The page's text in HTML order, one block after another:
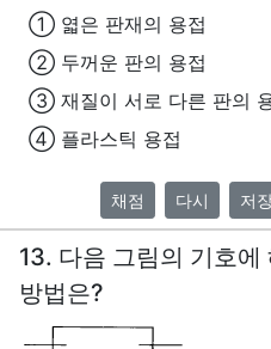
① 엷은 판재의 용접
② 두꺼운 판의 용접
③ 재질이 서로 다른 판의
④ 플라스틱 용접
채점 다시 저
13. 다음 그림의 기호에
방법은?